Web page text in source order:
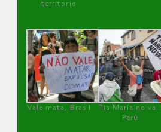
territorio
Vale mata, Brasil
Tía María no va !
Perú